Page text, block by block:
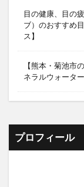
目の健康、目の
ブ）のおすすめ
ス】
【熊本・菊池市
ネラルウォータ
プロフィール